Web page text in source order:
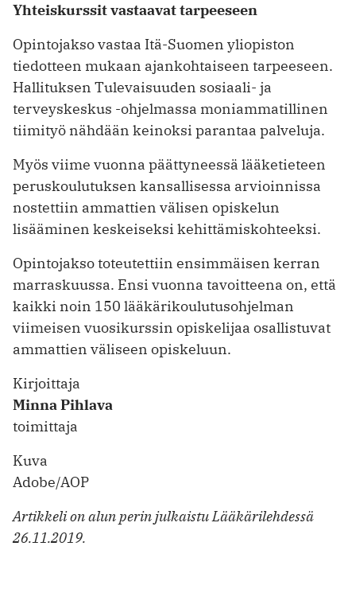
Yhteiskurssit vastaavat tarpeeseen
Opintojakso vastaa Itä-Suomen yliopiston
tiedotteen mukaan ajankohtaiseen tarpeeseen.
Hallituksen Tulevaisuuden sosiaali- ja
terveyskeskus -ohjelmassa moniammatillinen
tiimityö nähdään keinoksi parantaa palveluja.
Myös viime vuonna päättyneessä lääketieteen
peruskoulutuksen kansallisessa arvioinnissa
nostettiin ammattien välisen opiskelun
lisääminen keskeiseksi kehittämiskohteeksi.
Opintojakso toteutettiin ensimmäisen kerran
marraskuussa. Ensi vuonna tavoitteena on, että
kaikki noin 150 lääkärikoulutusohjelman
viimeisen vuosikurssin opiskelijaa osallistuvat
ammattien väliseen opiskeluun.
Kirjoittaja
Minna Pihlava
toimittaja
Kuva
Adobe/AOP
Artikkeli on alun perin julkaistu Lääkärilehdessä
26.11.2019.